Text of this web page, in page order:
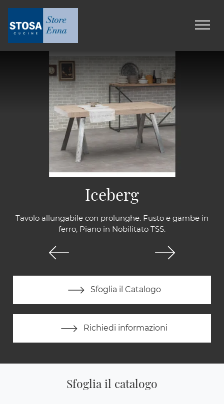
Tavolo allungabile con prolunghe. Fusto e gambe in
ferro, Piano in Nobilitato TSS.
Sfoglia il Catalogo
Richiedi informazioni
Iceberg
Sfoglia il catalogo